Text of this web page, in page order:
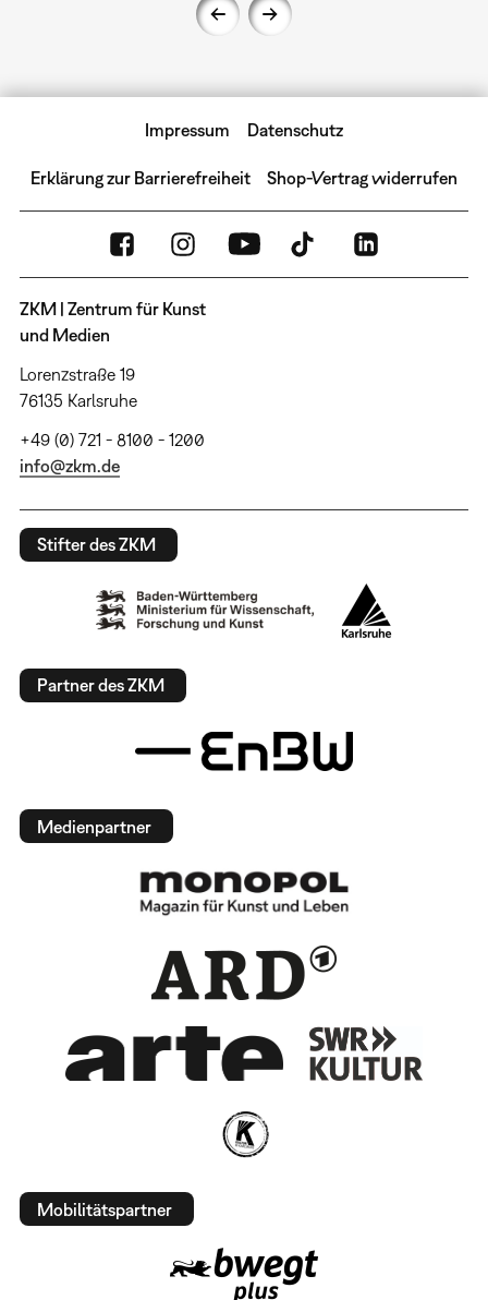
Impressum Datenschutz
Erklärung zur Barrierefreiheit Shop-Vertrag widerrufen
ZKM | Zentrum für Kunst
und Medien
Lorenzstraße 19
76135 Karlsruhe
+49 (0) 721 - 8100 - 1200
info@zkm.de
Stifter des ZKM
Partner des ZKM
Medienpartner
Mobilitätspartner